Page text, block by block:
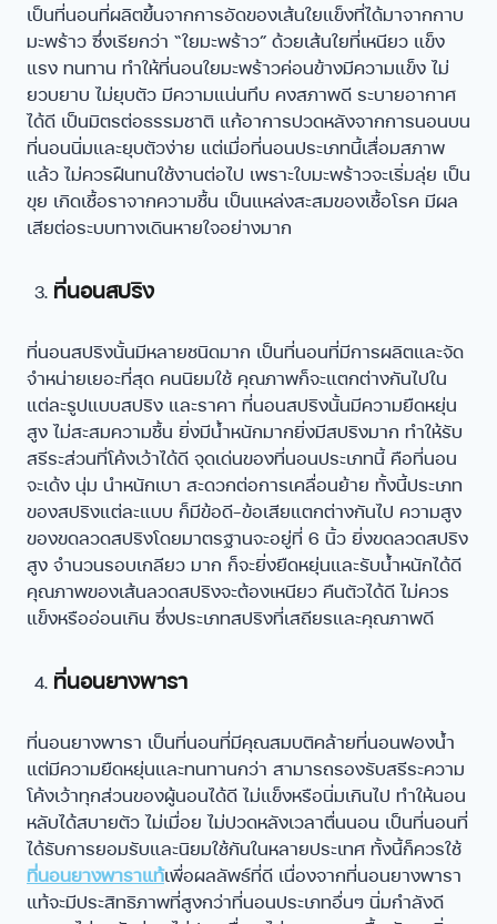
เป็นที่นอนที่ผลิตขึ้นจากการอัดของเส้นใยแข็งที่ได้มาจากกาบ
มะพร้าว ซึ่งเรียกว่า “ใยมะพร้าว” ด้วยเส้นใยที่เหนียว แข็ง
แรง ทนทาน ทำให้ที่นอนใยมะพร้าวค่อนข้างมีความแข็ง ไม่
ยวบยาบ ไม่ยุบตัว มีความแน่นทึบ คงสภาพดี ระบายอากาศ
ได้ดี เป็นมิตรต่อธรรมชาติ แก้อาการปวดหลังจากการนอนบน
ที่นอนนิ่มและยุบตัวง่าย แต่เมื่อที่นอนประเภทนี้เสื่อมสภาพ
แล้ว ไม่ควรฝืนทนใช้งานต่อไป เพราะใบมะพร้าวจะเริ่มลุ่ย เป็น
ขุย เกิดเชื้อราจากความชื้น เป็นแหล่งสะสมของเชื้อโรค มีผล
เสียต่อระบบทางเดินหายใจอย่างมาก
ที่นอนสปริง
ที่นอนสปริงนั้นมีหลายชนิดมาก เป็นที่นอนที่มีการผลิตและจัด
จำหน่ายเยอะที่สุด คนนิยมใช้ คุณภาพก็จะแตกต่างกันไปใน
แต่ละรูปแบบสปริง และราคา ที่นอนสปริงนั้นมีความยืดหยุ่น
สูง ไม่สะสมความชื้น ยิ่งมีน้ำหนักมากยิ่งมีสปริงมาก ทำให้รับ
สรีระส่วนที่โค้งเว้าได้ดี จุดเด่นของที่นอนประเภทนี้ คือที่นอน
จะเด้ง นุ่ม นำหนักเบา สะดวกต่อการเคลื่อนย้าย ทั้งนี้ประเภท
ของสปริงแต่ละแบบ ก็มีข้อดี-ข้อเสียแตกต่างกันไป ความสูง
ของขดลวดสปริงโดยมาตรฐานจะอยู่ที่ 6 นิ้ว ยิ่งขดลวดสปริง
สูง จำนวนรอบเกลียว มาก ก็จะยิ่งยืดหยุ่นและรับน้ำหนักได้ดี
คุณภาพของเส้นลวดสปริงจะต้องเหนียว คืนตัวได้ดี ไม่ควร
แข็งหรืออ่อนเกิน ซึ่งประเภทสปริงที่เสถียรและคุณภาพดี
ที่นอนยางพารา
ที่นอนยางพารา เป็นที่นอนที่มีคุณสมบติคล้ายที่นอนฟองน้ำ
แต่มีความยืดหยุ่นและทนทานกว่า สามารถรองรับสรีระความ
โค้งเว้าทุกส่วนของผู้นอนได้ดี ไม่แข็งหรือนิ่มเกินไป ทำให้นอน
หลับได้สบายตัว ไม่เมื่อย ไม่ปวดหลังเวลาตื่นนอน เป็นที่นอนที่
ได้รับการยอมรับและนิยมใช้กันในหลายประเทศ ทั้งนี้ก็ควรใช้
ที่นอนยางพาราแท้เพื่อผลลัพธ์ที่ดี เนื่องจากที่นอนยางพารา
แท้จะมีประสิทธิภาพที่สูงกว่าที่นอนประเภทอื่นๆ นิ่มกำลังดี